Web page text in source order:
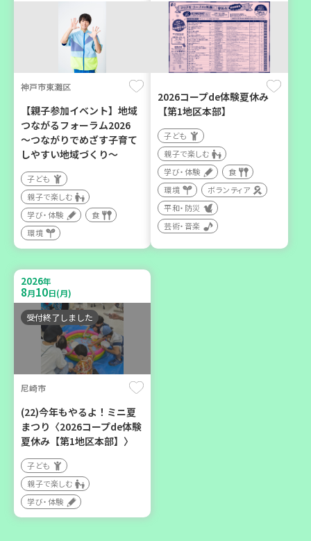
神戸市兵庫区
【第3地区本部】「ふれあい
喫茶つどい」気軽に集う居
場所（第1月曜日に開催）
ボランティア
カフェ・つどい場
「フードドライブ」集中受
け付け！
2026年
9月16日(水)
神戸市兵庫区
【第3地区本部】ほっとひと
いき 親子でゆったりタイ
ム♪(毎月開催予定)
子ども
親子で楽しむ
学び・体験
カフェ・つどい場
神戸市東灘区
【親子参加イベント】地域
つながるフォーラム2026
～つながりでめざす子育て
しやすい地域づくり～
子ども
親子で楽しむ
学び・体験
食
環境
2026コープde体験夏休み
【第1地区本部】
子ども
親子で楽しむ
学び・体験
食
環境
ボランティア
平和・防災
芸術・音楽
2026年
8月10日(月)
受付終了しました
尼崎市
(22)今年もやるよ！ミニ夏
まつり〈2026コープde体験
夏休み【第1地区本部】〉
子ども
親子で楽しむ
学び・体験